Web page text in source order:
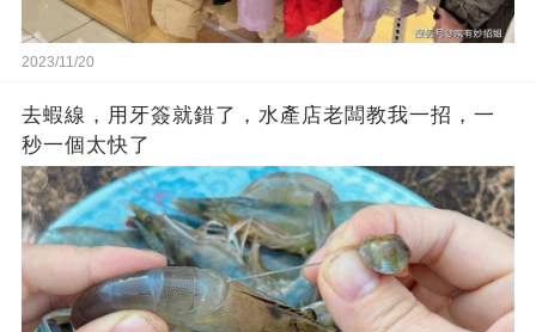
2023/11/20
去蝦線，用牙簽就錯了，水產店老闆教我一招，一
秒一個太快了